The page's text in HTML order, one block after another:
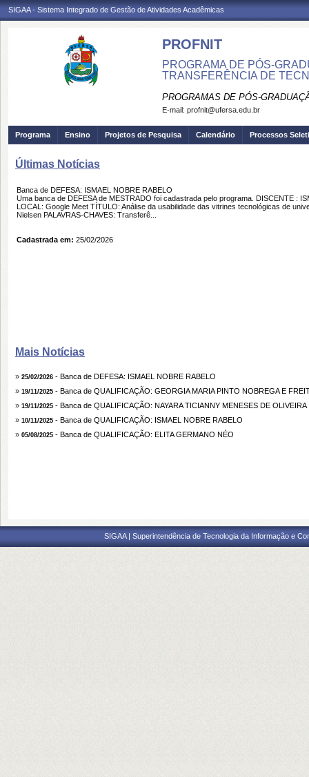
SIGAA - Sistema Integrado de Gestão de Atividades Acadêmicas
PROFNIT
PROGRAMA DE PÓS-
TRANSFERÊNCIA DE
PROGRAMAS DE PÓS-
E-mail: profnit@ufersa.edu.br
Programa Ensino Projetos de Pesquisa Calendário Processos
Últimas Notícias
Banca de DEFESA: ISMAEL NOBRE RABELO
Uma banca de DEFESA de MESTRADO foi cadastrada pelo programa. DISCENTE :
LOCAL: Google Meet TÍTULO: Análise da usabilidade das vitrines tecnológicas de
Nielsen PALAVRAS-CHAVES: Transferê...
Cadastrada em: 25/02/2026
Mais Notícias
» 25/02/2026 - Banca de DEFESA: ISMAEL NOBRE RABELO
» 19/11/2025 - Banca de QUALIFICAÇÃO: GEORGIA MARIA PINTO NOBREGA E
» 19/11/2025 - Banca de QUALIFICAÇÃO: NAYARA TICIANNY MENESES DE OLIVEIRA
» 10/11/2025 - Banca de QUALIFICAÇÃO: ISMAEL NOBRE RABELO
» 05/08/2025 - Banca de QUALIFICAÇÃO: ELITA GERMANO NÉO
SIGAA | Superintendência de Tecnologia da Informação e